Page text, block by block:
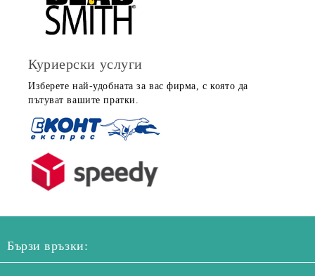
Куриерски услуги
Изберете най-удобната за вас фирма, с която да
пътуват вашите пратки.
Бързи връзки: